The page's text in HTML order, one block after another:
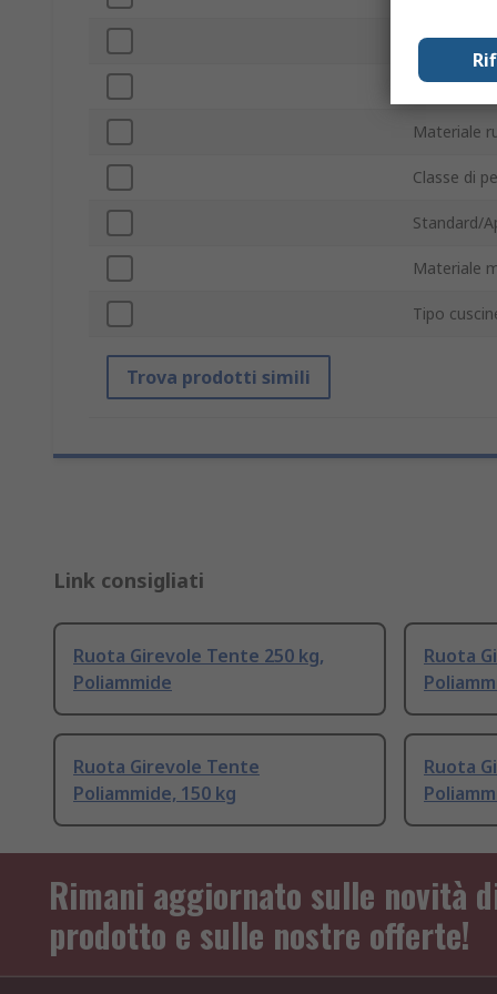
Finitura
Rotazione
Materiale
Classe di
Standard/
Materiale
Tipo
Trova prodotti simili
Link consigliati
Ruota Girevole Tente 250 kg,
Poliammide
Ruota
Ruota Girevole Tente
Poliammide, 150 kg
Ruota
Rimani aggiornato sulle novità
prodotto e sulle nostre offerte!